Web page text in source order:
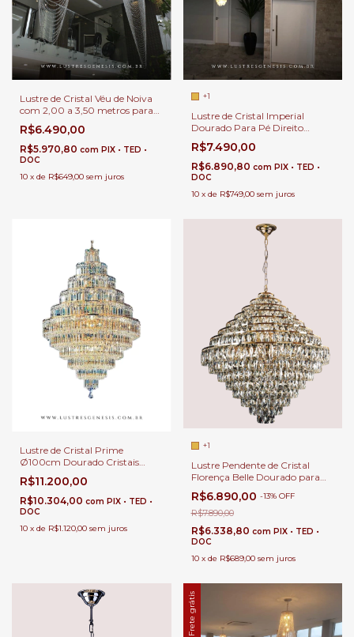
Lustre de Cristal Véu de Noiva
com 2,00 a 3,50 metros para
Casas Pé Direito Duplo.
R$6.490,00
R$5.970,80 com PIX • TED •
DOC
10 x de R$649,00 sem juros
+1
Lustre de Cristal Imperial
Dourado Para Pé Direito
Duplo, Sala de Jantar e Sala de
Estar.
R$7.490,00
R$6.890,80 com PIX • TED •
DOC
10 x de R$749,00 sem juros
Lustre de Cristal Prime
Ø100cm Dourado Cristais
Transparente para Casas com
Pé Direito Duplo e Buffet
R$11.200,00
R$10.304,00 com PIX • TED •
DOC
10 x de R$1.120,00 sem juros
+1
Lustre Pendente de Cristal
Florença Belle Dourado para
Sala de Jantar e Pé Direito
Duplo
R$6.890,00 -13% OFF
R$7.890,00
R$6.338,80 com PIX • TED •
DOC
10 x de R$689,00 sem juros
Frete grátis